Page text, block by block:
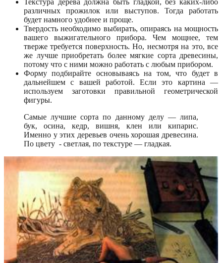
различных прожилок или выступов. Тогда работать
будет намного удобнее и проще.
Твердость необходимо выбирать, опираясь на мощность
вашего выжигательного прибора. Чем мощнее, тем
тверже требуется поверхность. Но, несмотря на это, все
же лучше приобретать более мягкие сорта древесины,
потому что с ними можно работать с любым прибором.
Форму подбирайте основываясь на том, что будет в
дальнейшем с вашей работой. Если это картина —
используем заготовки правильной геометрической
фигуры.
Самые лучшие сорта по данному делу — липа,
бук, осина, кедр, вишня, клен или кипарис.
Именно у этих деревьев очень хорошая древесина.
По цвету - светлая, по текстуре — гладкая.